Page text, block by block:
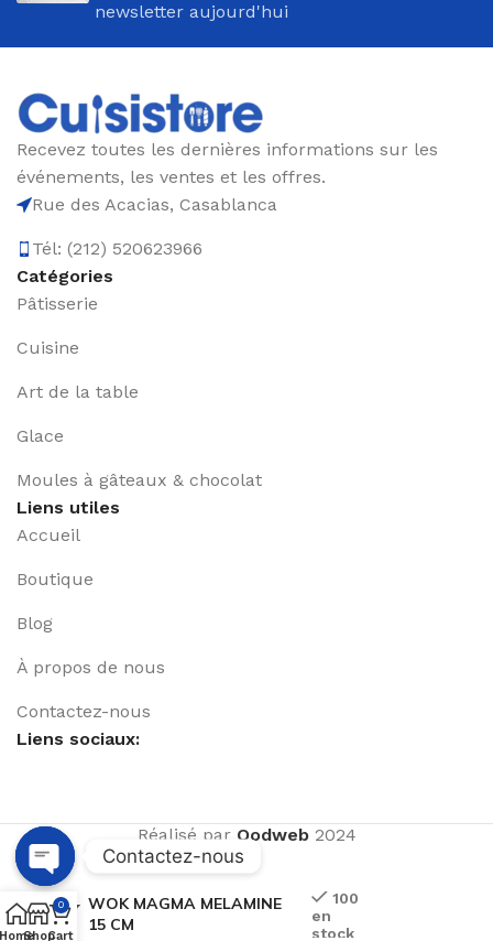
newsletter aujourd'hui
Recevez toutes les dernières informations sur les
événements, les ventes et les offres.
Rue des Acacias, Casablanca
Tél: (212) 520623966
Catégories
Pâtisserie
Cuisine
Art de la table
Glace
Moules à gâteaux & chocolat
Liens utiles
Accueil
Boutique
Blog
À propos de nous
Contactez-nous
Liens sociaux:
Réalisé par Qodweb2024
WOK MAGMA MELAMINE
15 CM
100
en
stock
HomeShop
0
Cart
Contactez-nous
Open
chaty